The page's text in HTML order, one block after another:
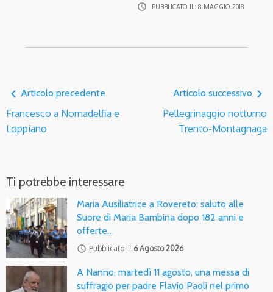
access_time PUBBLICATO IL: 8 MAGGIO 2018
navigate_before Articolo precedente
Francesco a Nomadelfia e
Loppiano
Articolo successivo navigate_next
Pellegrinaggio notturno
Trento-Montagnaga
Ti potrebbe interessare
Maria Ausiliatrice a Rovereto: saluto alle
Suore di Maria Bambina dopo 182 anni e
offerte…
access_time Pubblicato il: 6 Agosto 2026
A Nanno, martedì 11 agosto, una messa di
suffragio per padre Flavio Paoli nel primo